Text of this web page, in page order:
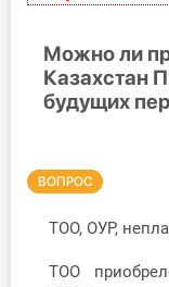
Правовая
Библиотека
Справочник
Можно ли
Казахстан
будущих
ВОПРОС
ТОО, ОУР,
ТОО